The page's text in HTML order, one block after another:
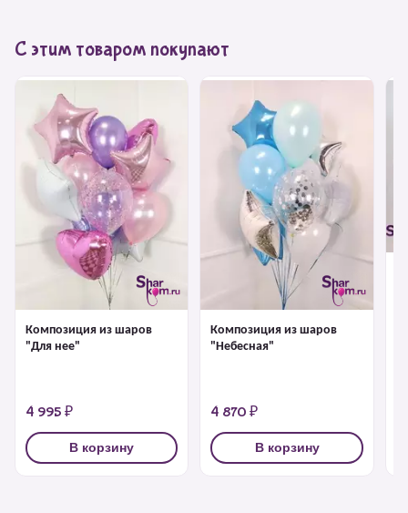
С этим товаром покупают
Композиция из шаров
"Для нее"
4 995 ₽
В корзину
Композиция из шаров
"Небесная"
4 870 ₽
В корзину